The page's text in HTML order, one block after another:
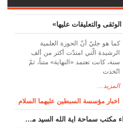
والتعلیقات علیها»
کما هو جليّ أنّ الحوزة العلمیة
الرشیدة الّتي امتدّت أكثر من ألف
سنة، كانت تعتمد «النهاية» متناً، ثمّ
اتّخذت
المزيد...
اخبار مؤسسة السبطين عليهما السلام
تقرير مصوّر - موكب عزاء مکتب سماحة اية الله السيد مرتضى الموسوي الاصفهاني في يوم إستشهاد السيدة فاطم...